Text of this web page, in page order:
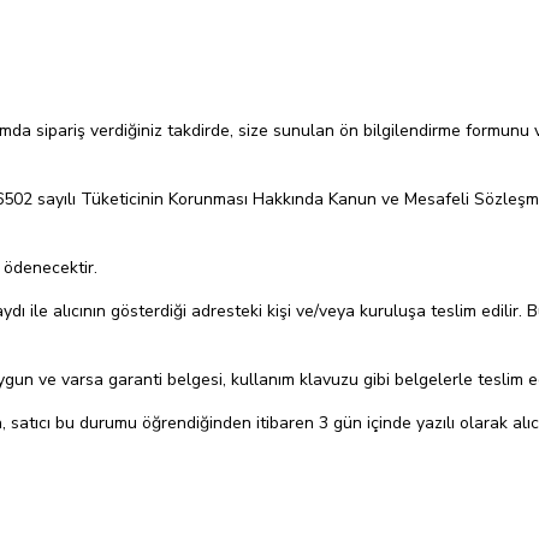
sipariş verdiğiniz takdirde, size sunulan ön bilgilendirme formunu
sayılı Tüketicinin Korunması Hakkında Kanun ve Mesafeli
ile alıcının gösterdiği adresteki kişi ve/veya kuruluşa teslim edilir.
ve varsa garanti belgesi, kullanım klavuzu gibi belgelerle teslim
satıcı bu durumu öğrendiğinden itibaren 3 gün içinde yazılı olarak